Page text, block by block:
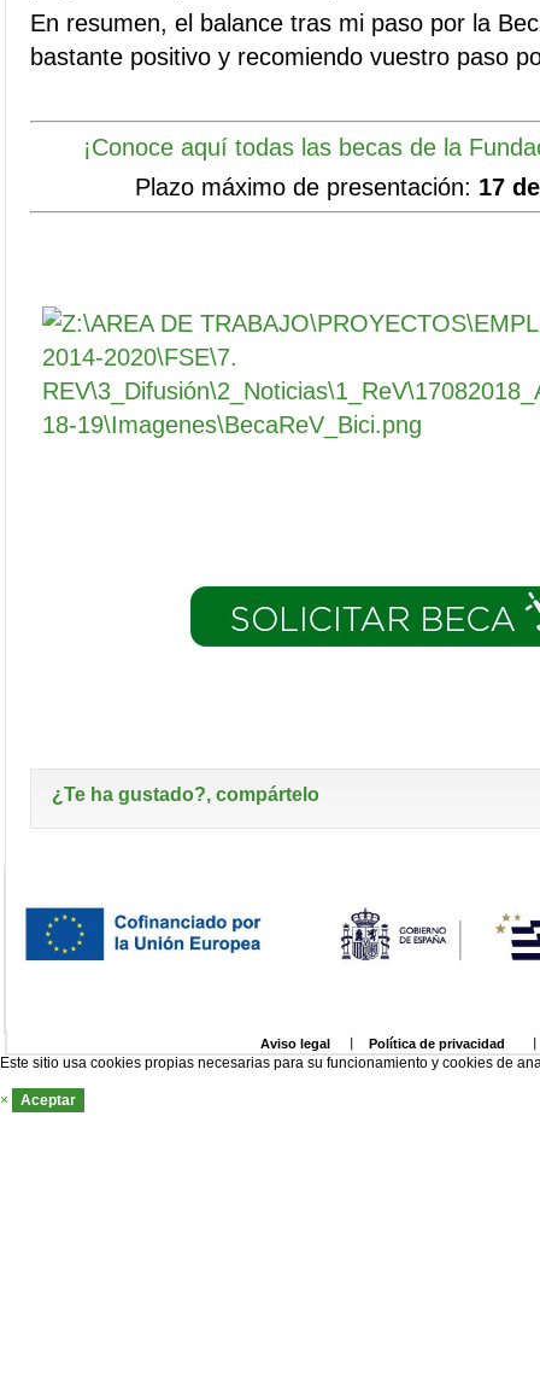
En resumen, el balance tras mi paso por la
bastante positivo y recomiendo vuestro paso
¡Conoce aquí todas las becas de la
Plazo máximo de presentación: 17
¿Te ha gustado?, compártelo
Aviso legal Política de privacidad
Este sitio usa cookies propias necesarias para su funcionamiento y cookies de
× Aceptar